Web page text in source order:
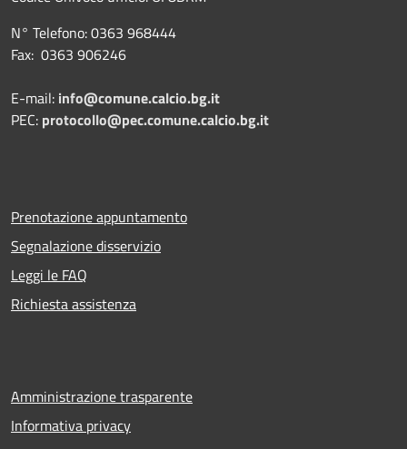
N° Telefono: 0363 968444
Fax: 0363 906246
E-mail: info@comune.calcio.bg.it
PEC: protocollo@pec.comune.calcio.bg.it
Prenotazione appuntamento
Segnalazione disservizio
Leggi le FAQ
Richiesta assistenza
Amministrazione trasparente
Informativa privacy